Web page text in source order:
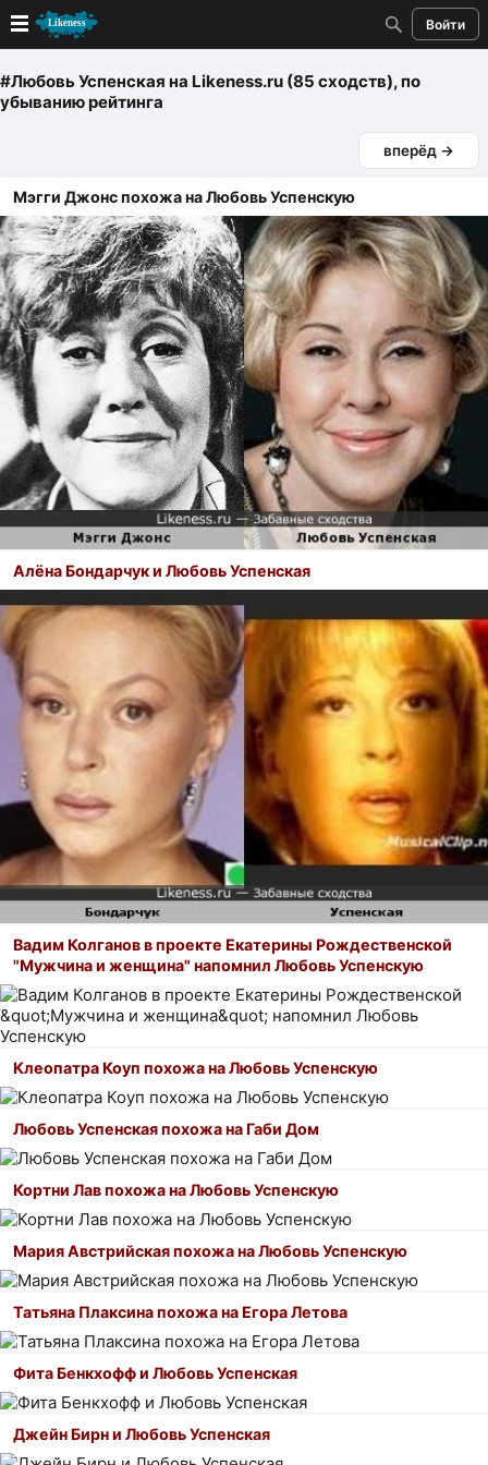
Войти
Новые
Голосование
Кандидаты
Случайное сходство 👍
Создать сходство
Для публикации необходима авторизация
Поиск
#Любовь Успенская на Likeness.ru (85 сходств), по
убыванию рейтинга
вперёд →
Мэгги Джонс похожа на Любовь Успенскую
Алёна Бондарчук и Любовь Успенская
Вадим Колганов в проекте Екатерины Рождественской
"Мужчина и женщина" напомнил Любовь Успенскую
Клеопатра Коуп похожа на Любовь Успенскую
Любовь Успенская похожа на Габи Дом
Кортни Лав похожа на Любовь Успенскую
Мария Австрийская похожа на Любовь Успенскую
Татьяна Плаксина похожа на Егора Летова
Фита Бенкхофф и Любовь Успенская
Джейн Бирн и Любовь Успенская